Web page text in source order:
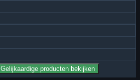
Gelijkaardige producten bekijken